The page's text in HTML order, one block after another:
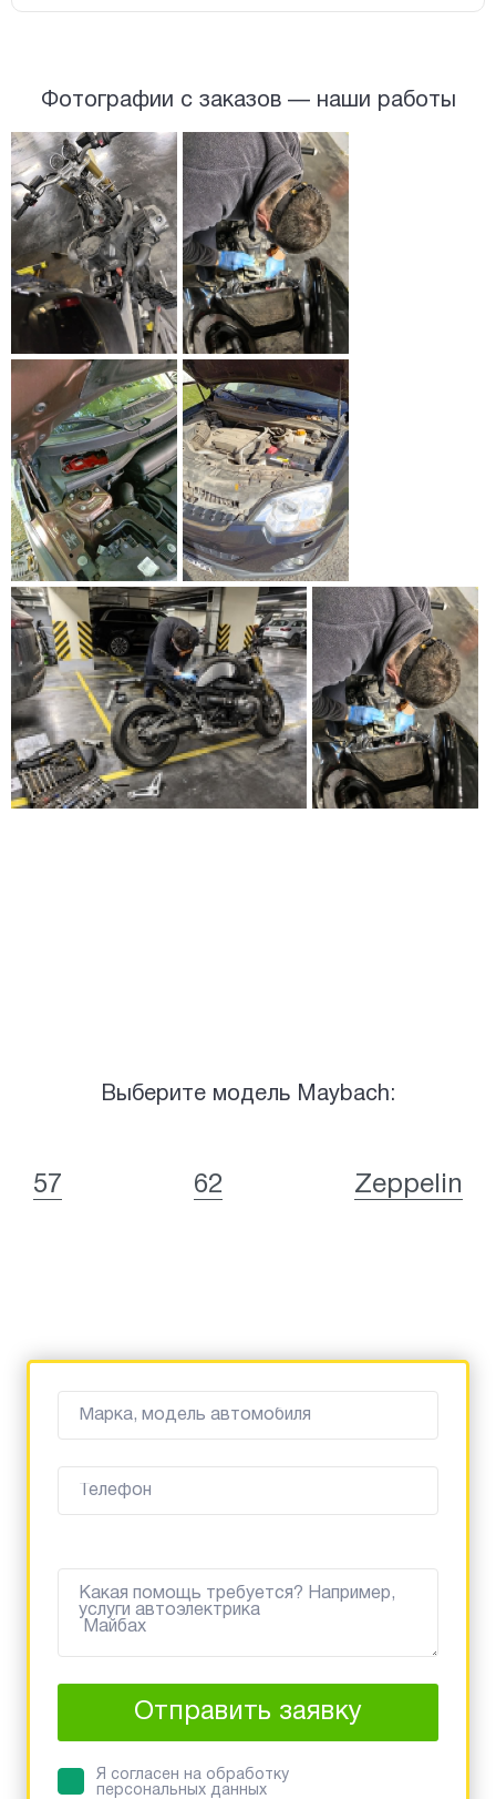
Фотографии с заказов — наши работы
Выберите модель Maybach:
57 62 Zeppelin
Отправить заявку
Я согласен на обработку
персональных данных